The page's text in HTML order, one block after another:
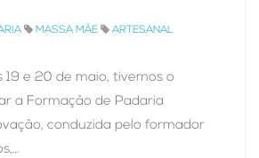
MASSA MÃE ARTESANAL
19 e 20 de maio, tivemos o
a Formação de Padaria
conduzida pelo formador